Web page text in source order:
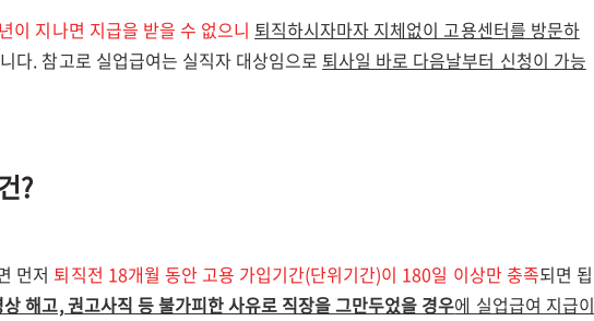
이 지나면 지급을 받을 수 없으니 퇴직하시자마자 지체없이 고용센터를 방문하
다. 참고로 실업급여는 실직자 대상임으로 퇴사일 바로 다음날부터 신청이 가능
?
먼저 퇴직전 18개월 동안 고용 가입기간(단위기간)이 180일 이상만 충족되면 됩
상 해고, 권고사직 등 불가피한 사유로 직장을 그만두었을 경우에 실업급여 지급이